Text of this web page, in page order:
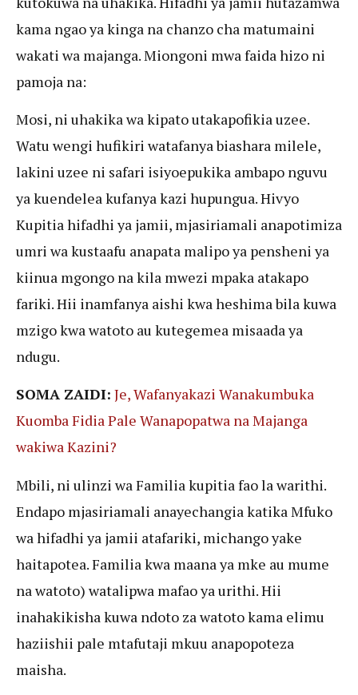
kama ngao ya kinga na chanzo cha matumaini
wakati wa majanga. Miongoni mwa faida hizo ni
pamoja na:
Mosi, ni uhakika wa kipato utakapofikia uzee.
Watu wengi hufikiri watafanya biashara milele,
lakini uzee ni safari isiyoepukika ambapo nguvu
ya kuendelea kufanya kazi hupungua. Hivyo
Kupitia hifadhi ya jamii, mjasiriamali anapotimiza
umri wa kustaafu anapata malipo ya pensheni ya
kiinua mgongo na kila mwezi mpaka atakapo
fariki. Hii inamfanya aishi kwa heshima bila kuwa
mzigo kwa watoto au kutegemea misaada ya
ndugu.
SOMA ZAIDI: Je, Wafanyakazi Wanakumbuka
Kuomba Fidia Pale Wanapopatwa na Majanga
wakiwa Kazini?
Mbili, ni ulinzi wa Familia kupitia fao la warithi.
Endapo mjasiriamali anayechangia katika Mfuko
wa hifadhi ya jamii atafariki, michango yake
haitapotea. Familia kwa maana ya mke au mume
na watoto) watalipwa mafao ya urithi. Hii
inahakikisha kuwa ndoto za watoto kama elimu
haziishii pale mtafutaji mkuu anapopoteza
maisha.